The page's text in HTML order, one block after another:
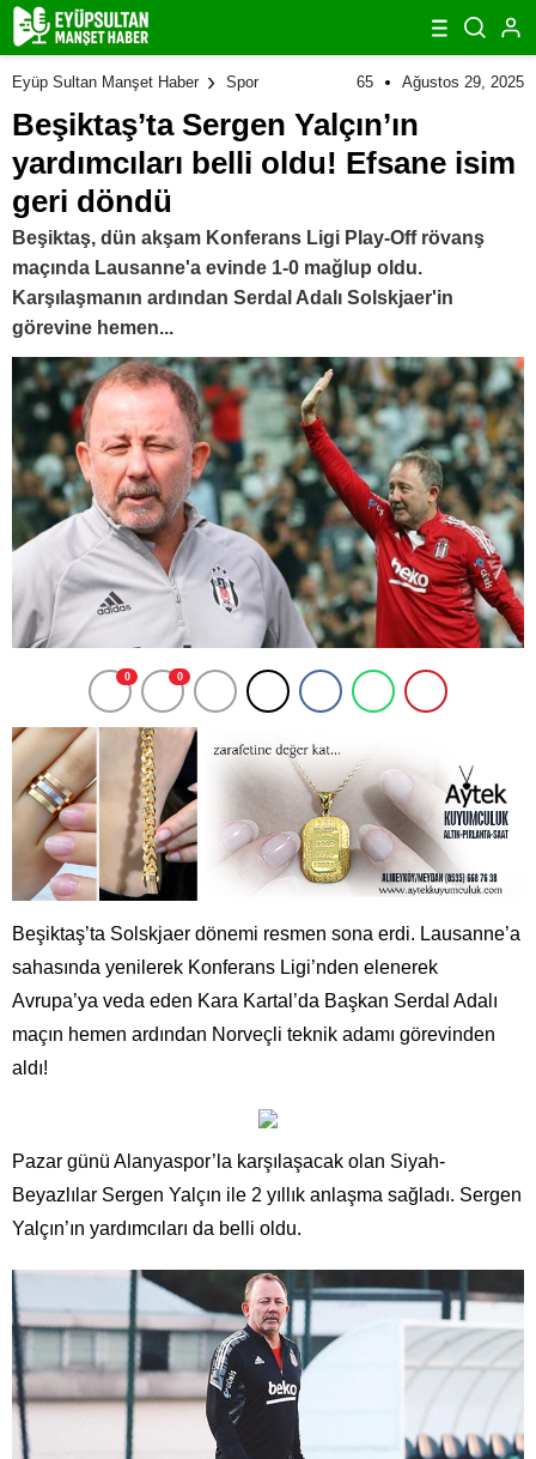
Eyüp Sultan Manşet Haber Spor 65 Ağustos 29, 2025
Beşiktaş’ta Sergen Yalçın’ın
yardımcıları belli oldu! Efsane isim
geri döndü
Beşiktaş, dün akşam Konferans Ligi Play-Off rövanş
maçında Lausanne'a evinde 1-0 mağlup oldu.
Karşılaşmanın ardından Serdal Adalı Solskjaer'in
görevine hemen...
0 0
Beşiktaş’ta Solskjaer dönemi resmen sona erdi. Lausanne’a
sahasında yenilerek Konferans Ligi’nden elenerek
Avrupa’ya veda eden Kara Kartal’da Başkan Serdal Adalı
maçın hemen ardından Norveçli teknik adamı görevinden
aldı!
Pazar günü Alanyaspor’la karşılaşacak olan Siyah-
Beyazlılar Sergen Yalçın ile 2 yıllık anlaşma sağladı. Sergen
Yalçın’ın yardımcıları da belli oldu.